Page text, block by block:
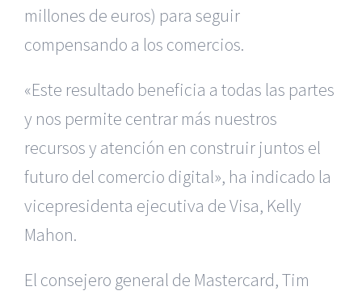
millones de euros) para seguir
compensando a los comercios.
«Este resultado beneficia a todas las partes
y nos permite centrar más nuestros
recursos y atención en construir juntos el
futuro del comercio digital», ha indicado la
vicepresidenta ejecutiva de Visa, Kelly
Mahon.
El consejero general de Mastercard, Tim